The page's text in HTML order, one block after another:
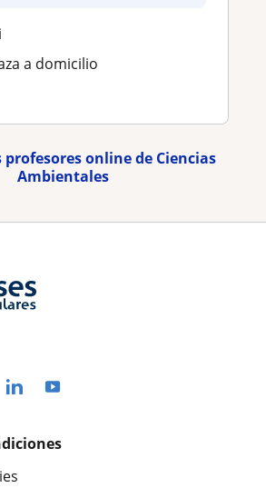
a domicilio
profesores online de Ciencias
Ambientales